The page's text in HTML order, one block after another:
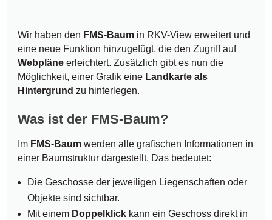
Wir haben den FMS-Baum in RKV-View erweitert und
eine neue Funktion hinzugefügt, die den Zugriff auf
Webpläne erleichtert. Zusätzlich gibt es nun die
Möglichkeit, einer Grafik eine Landkarte als
Hintergrund zu hinterlegen.
Was ist der FMS-Baum?
Im FMS-Baum werden alle grafischen Informationen in
einer Baumstruktur dargestellt. Das bedeutet:
Die Geschosse der jeweiligen Liegenschaften oder
Objekte sind sichtbar.
Mit einem Doppelklick kann ein Geschoss direkt in